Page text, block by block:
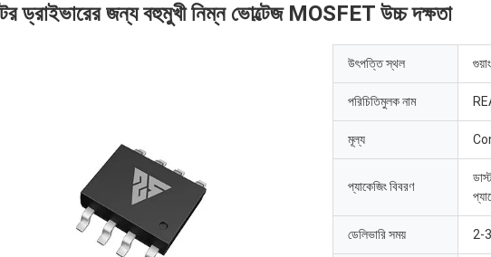
ড্রাইভারের জন্য বহুমুখী নিম্ন ভোল্টেজ MOSFET উচ্চ দক্ষতা
উৎপত্তি স্থল
পরিচিতিমুলক নাম
মূল্য
প্যাকেজিং বিবরণ
ডেলিভারি সময় 2-